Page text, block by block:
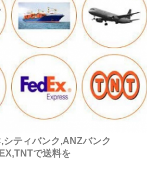
ティバンク,ANZバンク
で送料を